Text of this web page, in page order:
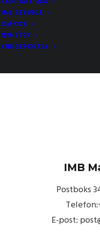
IMB SERVICE
OM OSS
NYHETER
KUNDEPORTAL
IMB
Postboks
E-post: